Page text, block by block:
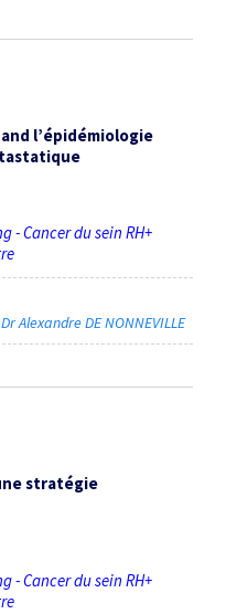
l’épidémiologie
- Cancer du sein RH+
Dr Alexandre DE NONNEVILLE
stratégie
- Cancer du sein RH+